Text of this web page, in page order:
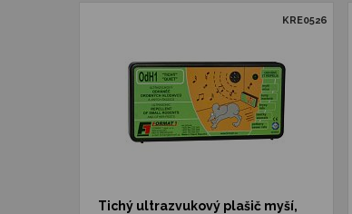
KRE0526
Tichý ultrazvukový plašič myší,